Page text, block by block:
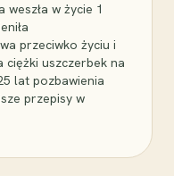
w życie 1
przeciwko życiu i
ciężki uszczerbek na
lat pozbawienia
przepisy w